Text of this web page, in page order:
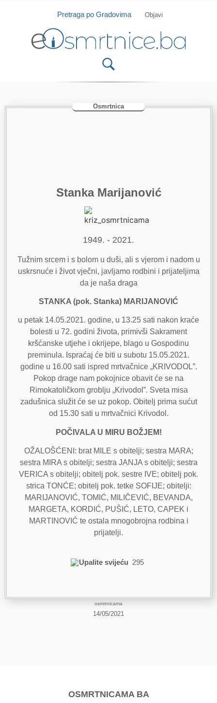
Isprobajte našu Android i IOS aplikaciju
Pretraga po Gradovima Objavi
Osmrtnica
Stanka Marijanović
1949. - 2021.
Tužnim srcem i s bolom u duši, ali s vjerom i nadom u
uskrsnuće i život vječni, javljamo rodbini i prijateljima
da je naša draga
STANKA (pok. Stanka) MARIJANOVIĆ
u petak 14.05.2021. godine, u 13.25 sati nakon kraće
bolesti u 72. godini života, primivši Sakrament
kršćanske utjehe i okrijepe, blago u Gospodinu
preminula. Ispraćaj će biti u subotu 15.05.2021.
godine u 16.00 sati ispred mrtvačnice „KRIVODOL”.
Pokop drage nam pokojnice obavit će se na
Rimokatoličkom groblju „Krivodol”. Sveta misa
zadušnica služit će se uz pokop. Obitelj prima sućut
od 15.30 sati u mrtvačnici Krivodol.
POČIVALA U MIRU BOŽJEM!
OŽALOŠĆENI: brat MILE s obitelji; sestra MARA;
sestra MIRA s obitelji; sestra JANJA s obitelji; sestra
VERICA s obitelji; obitelj pok. sestre IVE; obitelj pok.
strica TONĆE; obitelj pok. tetke SOFIJE; obitelji:
MARIJANOVIĆ, TOMIĆ, MILIČEVIĆ, BEVANDA,
MARGETA, KORDIĆ, PUŠIĆ, LETO, CAPEK i
MARTINOVIĆ te ostala mnogobrojna rodbina i
prijatelji.
Upalite svijeću 295
osmrtnicama
14/05/2021
OSMRTNICAMA BA